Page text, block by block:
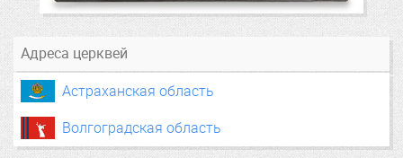
Адреса церквей
Астраханская область
Волгоградская область